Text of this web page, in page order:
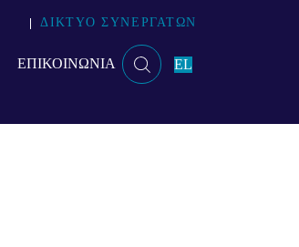
ΔΙΚΤΥΟ ΣΥΝΕΡΓΑΤΩΝ
ΕΠΙΚΟΙΝΩΝΙΑ EL